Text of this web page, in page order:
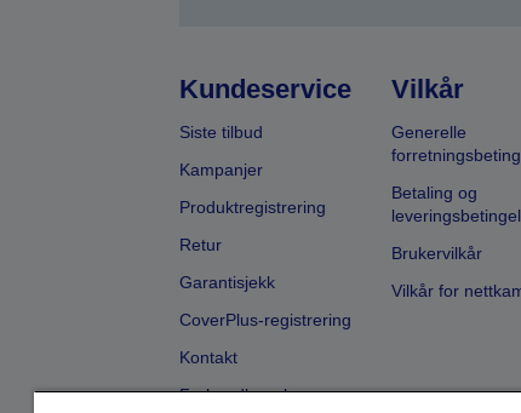
Kundeservice
Siste tilbud
Kampanjer
Produktregistrering
Retur
Garantisjekk
CoverPlus-registrering
Kontakt
Forhandlersøk
Vilkår
Generelle
Betaling og
Brukervilkår
Vilkår for